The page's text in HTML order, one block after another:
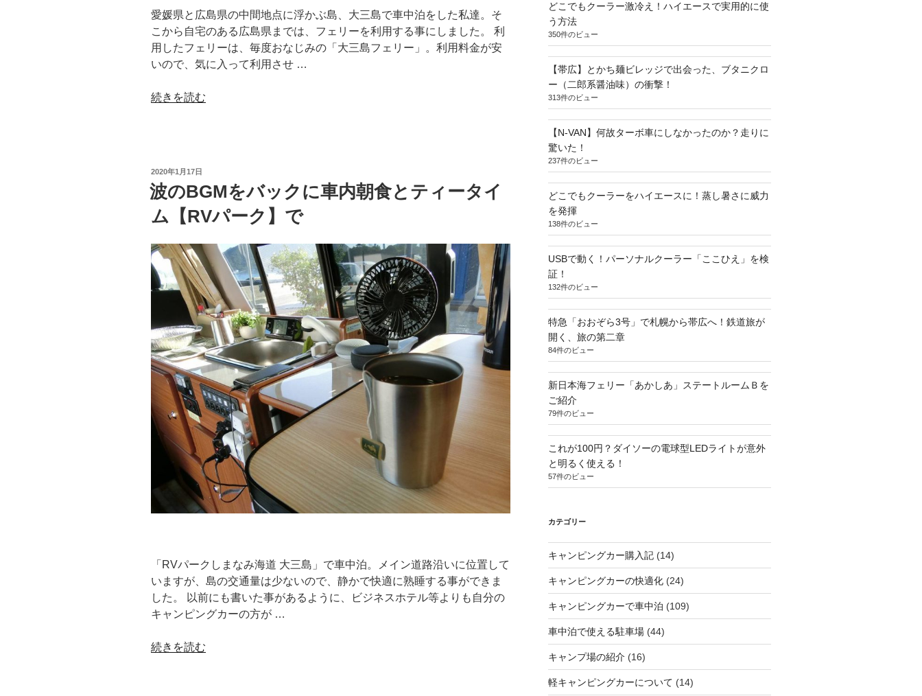
愛媛県と広島県の中間地点に浮かぶ島、大三島で車中泊をした私達。そ
こから自宅のある広島県までは、フェリーを利用する事にしました。 利
用したフェリーは、毎度おなじみの「大三島フェリー」。利用料金が安
いので、気に入って利用させ …
“四
に
最
お
得
な
大
島
フ
ェ
リ
の
休
日
の
続きを読む
投
稿
日:
2020年1月17日
波のBGMをバックに車内朝食とティータイ
ム【RVパーク】で
「RVパークしまなみ海道 大三島」で車中泊。メイン道路沿いに位置して
いますが、島の交通量は少ないので、静かで快適に熟睡する事ができま
した。 以前にも書いた事があるように、ビジネスホテル等よりも自分の
キャンピングカーの方が …
“波
続きを読む
どこでもクーラー激冷え！ハイエースで実用的に使
う方法
350件のビュー
【帯広】とかち麺ビレッジで出会った、ブタニクロ
ー（二郎系醤油味）の衝撃！
313件のビュー
【N-VAN】何故ターボ車にしなかったのか？走りに
驚いた！
237件のビュー
どこでもクーラーをハイエースに！蒸し暑さに威力
を発揮
138件のビュー
USBで動く！パーソナルクーラー「ここひえ」を検
証！
132件のビュー
特急「おおぞら3号」で札幌から帯広へ！鉄道旅が
開く、旅の第二章
84件のビュー
新日本海フェリー「あかしあ」ステートルームＢを
ご紹介
79件のビュー
これが100円？ダイソーの電球型LEDライトが意外
と明るく使える！
57件のビュー
カテゴリー
キャンピングカー購入記(14)
キャンピングカーの快適化(24)
キャンピングカーで車中泊 (109)
車中泊で使える駐車場(44)
キャンプ場の紹介 (16)
軽キャンピングカーについて (14)